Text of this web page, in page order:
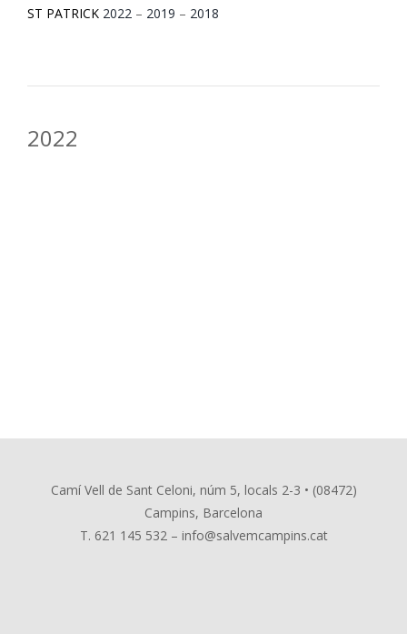
ST PATRICK 2022 – 2019 – 2018
2022
Camí Vell de Sant Celoni, núm 5, locals 2-3 • (08472)
Campins, Barcelona
T. 621 145 532 – info@salvemcampins.cat